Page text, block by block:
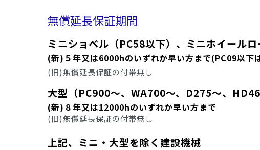
無償延長保証期間
ミニショベル（PC58以下）、ミニホイールロ
(新)５年又は6000hのいずれか早い方まで(PC09以下
(旧)無償延長保証の付帯無し
大型（PC900～、WA700～、D275～、
(新)８年又は12000hのいずれか早い方まで
(旧)無償延長保証の付帯無し
上記、ミニ・大型を除く建設機械